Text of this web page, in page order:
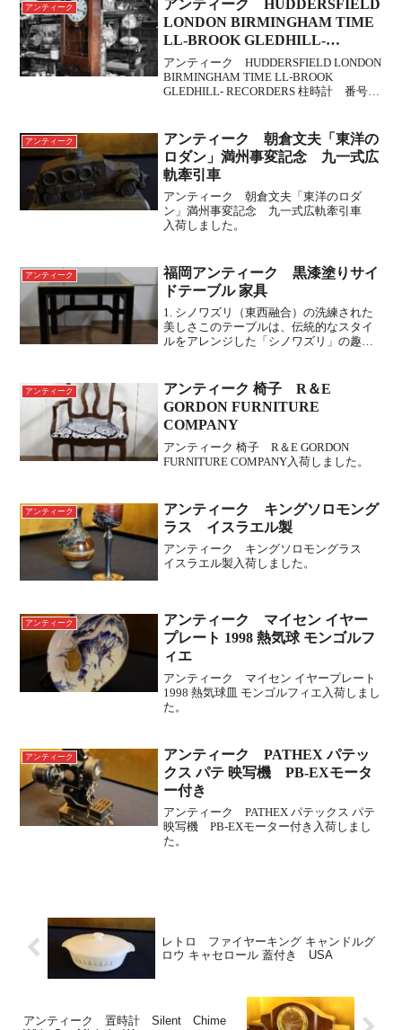
すね。この技法...
アンティーク
アンティーク HUDDERSFIELD
LONDON BIRMINGHAM TIME
LL-BROOK GLEDHILL-
RECORDERS 柱時計 番号23167
アンティーク HUDDERSFIELD LONDON
BIRMINGHAM TIME LL-BROOK
GLEDHILL- RECORDERS 柱時計 番号
アンティーク
アンティーク 朝倉文夫「東洋の
ロダン」満州事変記念 九一式広
軌牽引車
アンティーク 朝倉文夫「東洋のロダ
ン」満州事変記念 九一式広軌牽引車
入荷しました。
アンティーク
福岡アンティーク 黒漆塗りサイ
ドテーブル 家具
1. シノワズリ（東西融合）の洗練された
美しさこのテーブルは、伝統的なスタイ
ルをアレンジした「シノワズリ」の趣が
ンは、中国の「明時代」の家具の様式を
彷彿とさせます。...
アンティーク
アンティーク 椅子 R＆E
GORDON FURNITURE
COMPANY
アンティーク 椅子 R＆E GORDON
FURNITURE COMPANY入荷しました。
アンティーク
アンティーク キングソロモング
ラス イスラエル製
アンティーク キングソロモングラス
イスラエル製入荷しました。
アンティーク
アンティーク マイセン イヤー
プレート 1998 熱気球 モンゴルフ
ィエ
アンティーク マイセン イヤープレート
1998 熱気球皿 モンゴルフィエ入荷しまし
た。
アンティーク
アンティーク PATHEX パテッ
クス パテ 映写機 PB-EXモータ
ー付き
アンティーク PATHEX パテックス パテ
映写機 PB-EXモーター付き入荷しまし
た。
レトロ ファイヤーキング キャンドルグ
ロウ キャセロール 蓋付き USA
アンティーク 置時計 Silent Chime